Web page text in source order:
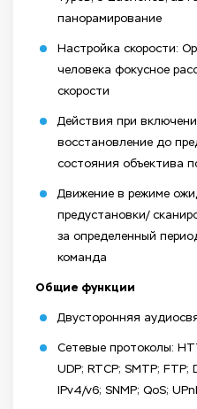
панорамирование
Настройка скорости:
человека фокусное
скорости
Действия при
восстановление до
состояния объектива
Движение в режиме
предустановки/
за определенный
команда
Общие функции
Двусторонняя
Сетевые протоколы:
UDP; RTCP; SMTP; FTP;
IPv4/v6; SNMP; QoS;